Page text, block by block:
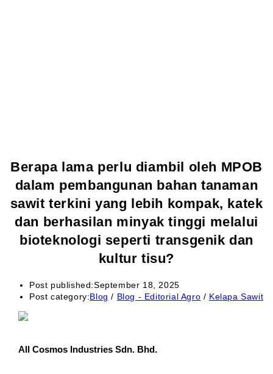
Berapa lama perlu diambil oleh MPOB
dalam pembangunan bahan tanaman
sawit terkini yang lebih kompak, katek
dan berhasilan minyak tinggi melalui
bioteknologi seperti transgenik dan
kultur tisu?
Post published:September 18, 2025
Post category:Blog / Blog - Editorial Agro / Kelapa Sawit
All Cosmos Industries Sdn. Bhd.